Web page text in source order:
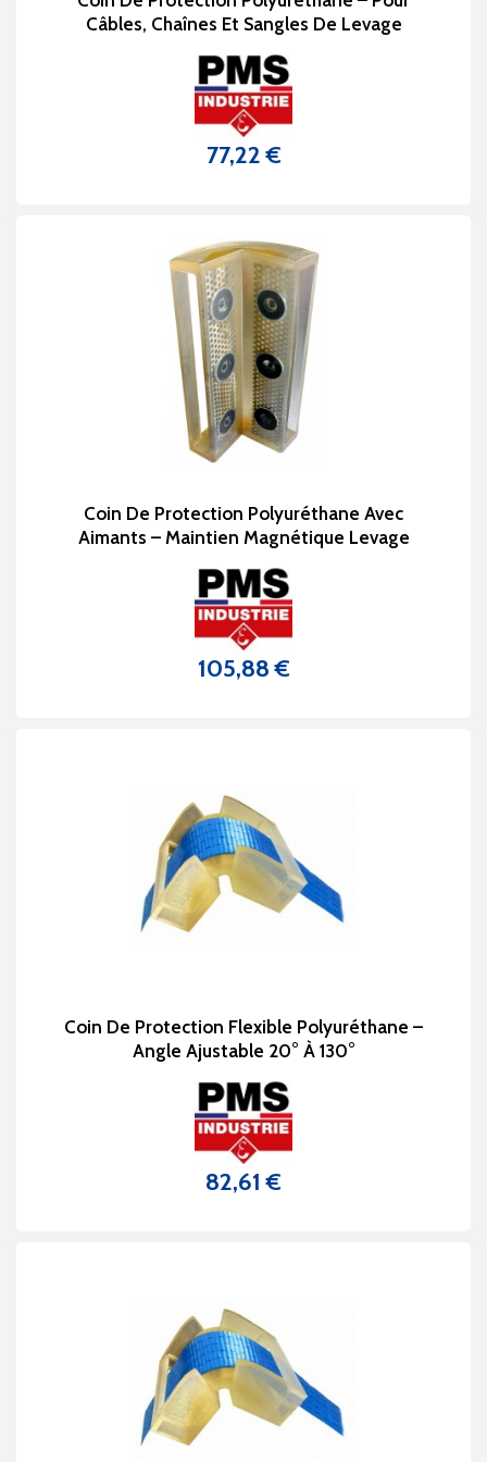
Câbles, Chaînes Et Sangles De Levage
Prix
77,22 €
Coin De Protection Polyuréthane Avec
Aimants – Maintien Magnétique Levage
Prix
105,88 €
Coin De Protection Flexible Polyuréthane –
Angle Ajustable 20° À 130°
Prix
82,61 €